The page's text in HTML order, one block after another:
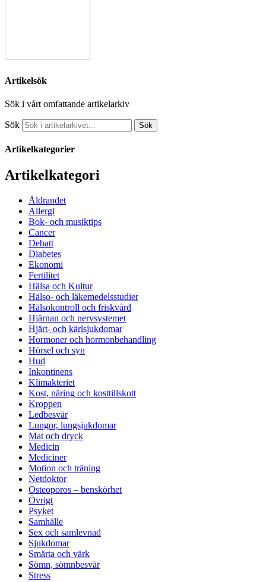
Artikelsök
Sök i vårt omfattande artikelarkiv
Sök Sök
Artikelkategorier
Artikelkategori
Åldrandet
Allergi
Bok- och musiktips
Cancer
Debatt
Diabetes
Ekonomi
Fertilitet
Hälsa och Kultur
Hälso- och läkemedelsstudier
Hälsokontroll och friskvård
Hjärnan och nervsystemet
Hjärt- och kärlsjukdomar
Hormoner och hormonbehandling
Hörsel och syn
Hud
Inkontinens
Klimakteriet
Kost, näring och kosttillskott
Kroppen
Ledbesvär
Lungor, lungsjukdomar
Mat och dryck
Medicin
Mediciner
Motion och träning
Netdoktor
Osteoporos – benskörhet
Övrigt
Psyket
Samhälle
Sex och samlevnad
Sjukdomar
Smärta och värk
Sömn, sömnbesvär
Stress